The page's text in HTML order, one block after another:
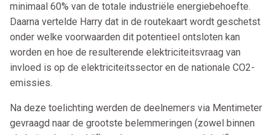
minimaal 60% van de totale industriële energiebehoefte.
Daarna vertelde Harry dat in de routekaart wordt geschetst
onder welke voorwaarden dit potentieel ontsloten kan
worden en hoe de resulterende elektriciteitsvraag van
invloed is op de elektriciteitssector en de nationale CO2-
emissies.
Na deze toelichting werden de deelnemers via Mentimeter
gevraagd naar de grootste belemmeringen (zowel binnen